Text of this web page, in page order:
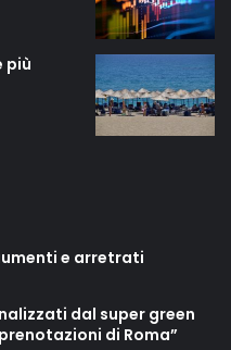
più
e arretrati
dal super green
di Roma”